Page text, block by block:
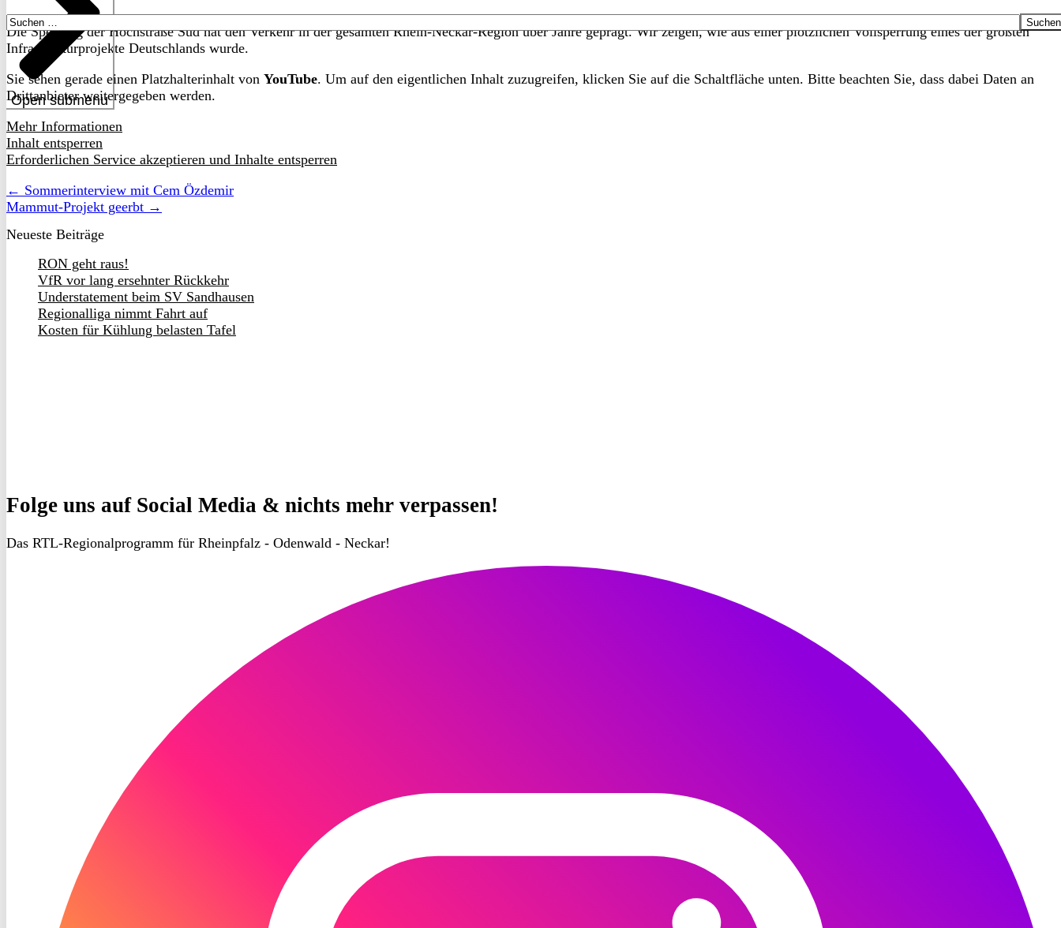
Open submenu
Suchen
nach:
Die Sperrung der Hochstraße Süd hat den Verkehr in der gesamten Rhein-Neckar-Region über Jahre geprägt. Wir zeigen, wie aus einer plötzlichen Vollsperrung eines der größten
Infrastrukturprojekte Deutschlands wurde.
Sie sehen gerade einen Platzhalterinhalt von YouTube. Um auf den eigentlichen Inhalt zuzugreifen, klicken Sie auf die Schaltfläche unten. Bitte beachten Sie, dass dabei Daten an
Drittanbieter weitergegeben werden.
Mehr Informationen
Inhalt entsperren
Erforderlichen Service akzeptieren und Inhalte entsperren
← Sommerinterview mit Cem Özdemir
Mammut-Projekt geerbt →
Neueste Beiträge
RON geht raus!
VfR vor lang ersehnter Rückkehr
Understatement beim SV Sandhausen
Regionalliga nimmt Fahrt auf
Kosten für Kühlung belasten Tafel
Folge uns auf Social Media & nichts mehr verpassen!
Das RTL-Regionalprogramm für Rheinpfalz - Odenwald - Neckar!